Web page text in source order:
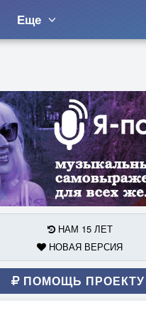
Еще
НАМ 15 ЛЕТ
НОВАЯ ВЕРСИЯ
ПОМОЩЬ ПРОЕКТУ